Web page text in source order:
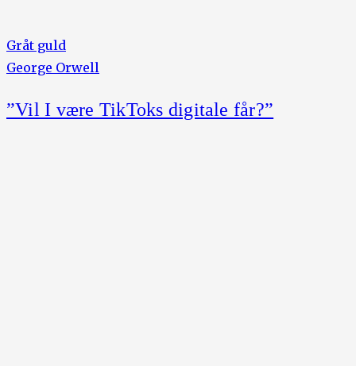
Gråt guld
George Orwell
”Vil I være TikToks digitale får?”